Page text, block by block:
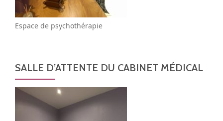
Espace de psychothérapie
SALLE D’ATTENTE DU CABINET MÉDICAL